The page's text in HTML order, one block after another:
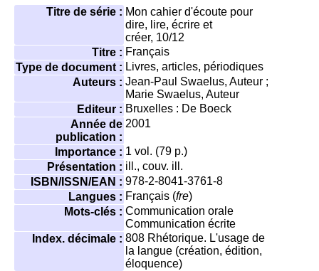
Titre de série : Mon cahier d'écoute pour
dire, lire, écrire et
créer, 10/12
Titre : Français
Type de document : Livres, articles, périodiques
Auteurs : Jean-Paul Swaelus, Auteur ;
Marie Swaelus, Auteur
Editeur : Bruxelles : De Boeck
Année de
publication :
2001
Importance : 1 vol. (79 p.)
Présentation : ill., couv. ill.
ISBN/ISSN/EAN : 978-2-8041-3761-8
Langues : Français (fre)
Mots-clés : Communication orale
Communication écrite
Index. décimale : 808 Rhétorique. L'usage de
la langue (création, édition,
éloquence)